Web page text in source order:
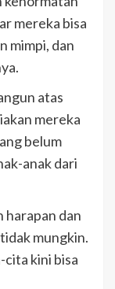
mereka bisa
mimpi, dan
atas
mereka
belum
anak dari
harapan dan
mungkin.
cita kini bisa